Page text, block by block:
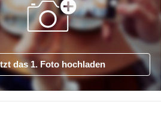
das 1. Foto hochladen